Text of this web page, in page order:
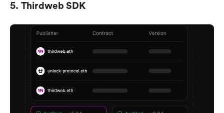
5. Thirdweb SDK